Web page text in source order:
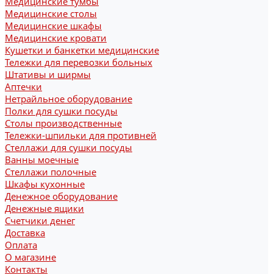
Медицинские столы
Медицинские шкафы
Медицинские кровати
Кушетки и банкетки медицинские
Тележки для перевозки больных
Штативы и ширмы
Аптечки
Нетрайльное оборудование
Полки для сушки посуды
Столы производственные
Тележки-шпильки для противней
Стеллажи для сушки посуды
Ванны моечные
Стеллажи полочные
Шкафы кухонные
Денежное оборудование
Денежные ящики
Счетчики денег
Доставка
Оплата
О магазине
Контакты